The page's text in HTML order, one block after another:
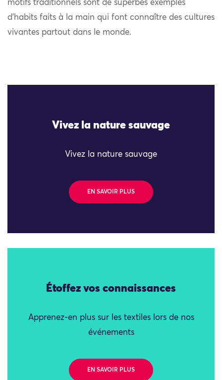
motifs traditionnels sont de superbes exemples
d’habits faits à la main qui font connaître des cultures
vivantes partout dans le monde.
Vivez la nature sauvage
Vivez la nature sauvage
EN SAVOIR PLUS
Étoffez vos connaissances
Apprenez-en plus sur les textiles lors de nos
événements
EN SAVOIR PLUS